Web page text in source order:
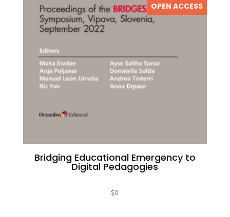
OPEN ACCESS
Bridging Educational Emergency to
Digital Pedagogies
$0